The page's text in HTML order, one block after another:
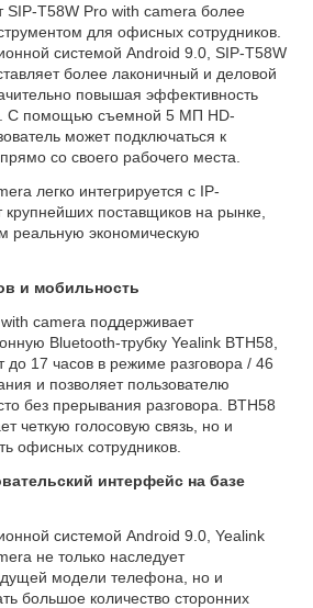
SIP-T58W Pro with camera более
для офисных сотрудников.
системой Android 9.0, SIP-T58W
более лаконичный и деловой
повышая эффективность
С помощью съемной 5 МП HD-
может подключаться к
со своего рабочего места.
легко интегрируется с IP-
поставщиков на рынке,
реальную экономическую
и мобильность
camera поддерживает
Bluetooth-трубку Yealink BTH58,
до 17 часов в режиме разговора / 46
и позволяет пользователю
без прерывания разговора. BTH58
четкую голосовую связь, но и
офисных сотрудников.
интерфейс на базе
системой Android 9.0, Yealink
не только наследует
модели телефона, но и
большое количество сторонних